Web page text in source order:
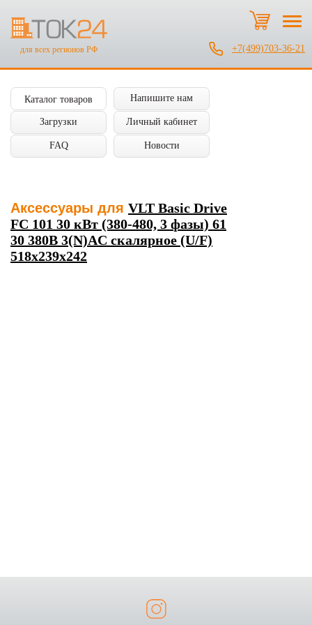
для всех регионов РФ +7(499)703-36-21
Каталог товаров Напишите нам
Загрузки Личный кабинет
FAQ Новости
Аксессуары для VLT Basic Drive
FC 101 30 кВт (380-480, 3 фазы) 61
30 380В 3(N)AC скалярное (U/F)
518х239х242